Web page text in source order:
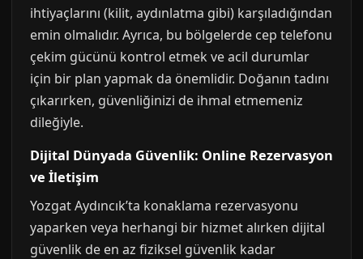
ihtiyaçlarını (kilit, aydınlatma gibi) karşıladığından
emin olmalıdır. Ayrıca, bu bölgelerde cep telefonu
çekim gücünü kontrol etmek ve acil durumlar
için bir plan yapmak da önemlidir. Doğanın tadını
çıkarırken, güvenliğinizi de ihmal etmemeniz
dileğiyle.
Dijital Dünyada Güvenlik: Online Rezervasyon
ve İletişim
Yozgat Aydıncık’ta konaklama rezervasyonu
yaparken veya herhangi bir hizmet alırken dijital
güvenlik de en az fiziksel güvenlik kadar